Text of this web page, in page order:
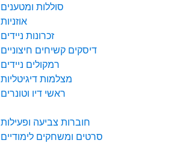
סוללות ומטענים
אוזניות
זכרונות ניידים
דיסקים קשיחים חיצוניים
רמקולים ניידים
מצלמות דיגיטליות
ראשי דיו וטונרים
חוברות צביעה ופעילות
סרטים ומשחקים לימודיים